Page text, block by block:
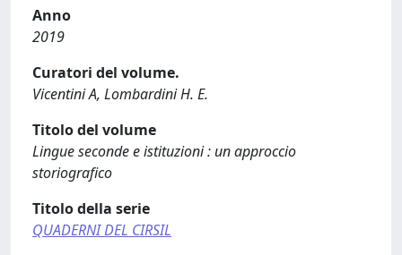
Anno
2019
Curatori del volume.
Vicentini A, Lombardini H. E.
Titolo del volume
Lingue seconde e istituzioni : un approccio
storiografico
Titolo della serie
QUADERNI DEL CIRSIL